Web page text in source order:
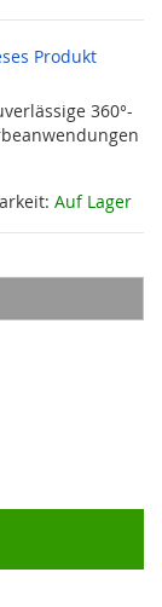
Produkt
360°-
Auf Lager